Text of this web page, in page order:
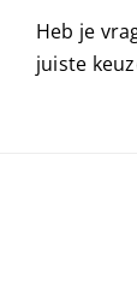
Heb je
juiste